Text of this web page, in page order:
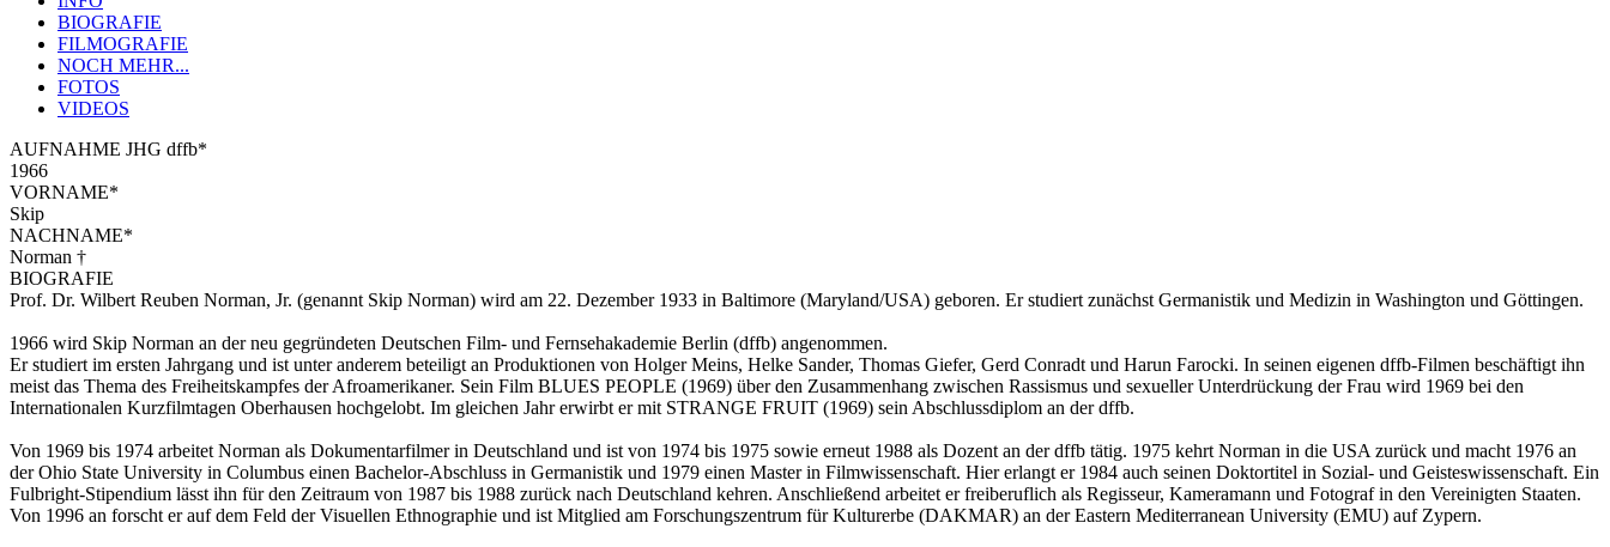
BIOGRAFIE
FILMOGRAFIE
NOCH MEHR...
FOTOS
VIDEOS
AUFNAHME JHG dffb*
1966
VORNAME*
Skip
NACHNAME*
Norman †
BIOGRAFIE
Prof. Dr. Wilbert Reuben Norman, Jr. (genannt Skip Norman) wird am 22. Dezember 1933 in Baltimore (Maryland/USA) geboren. Er studiert zunächst Germanistik und Medizin in Washington und Göttingen.
1966 wird Skip Norman an der neu gegründeten Deutschen Film- und Fernsehakademie Berlin (dffb) angenommen.
Er studiert im ersten Jahrgang und ist unter anderem beteiligt an Produktionen von Holger Meins, Helke Sander, Thomas Giefer, Gerd Conradt und Harun Farocki. In seinen eigenen dffb-Filmen beschäftigt ihn
meist das Thema des Freiheitskampfes der Afroamerikaner. Sein Film BLUES PEOPLE (1969) über den Zusammenhang zwischen Rassismus und sexueller Unterdrückung der Frau wird 1969 bei den
Internationalen Kurzfilmtagen Oberhausen hochgelobt. Im gleichen Jahr erwirbt er mit STRANGE FRUIT (1969) sein Abschlussdiplom an der dffb.
Von 1969 bis 1974 arbeitet Norman als Dokumentarfilmer in Deutschland und ist von 1974 bis 1975 sowie erneut 1988 als Dozent an der dffb tätig. 1975 kehrt Norman in die USA zurück und macht 1976 an
der Ohio State University in Columbus einen Bachelor-Abschluss in Germanistik und 1979 einen Master in Filmwissenschaft. Hier erlangt er 1984 auch seinen Doktortitel in Sozial- und Geisteswissenschaft. Ein
Fulbright-Stipendium lässt ihn für den Zeitraum von 1987 bis 1988 zurück nach Deutschland kehren. Anschließend arbeitet er freiberuflich als Regisseur, Kameramann und Fotograf in den Vereinigten Staaten.
Von 1996 an forscht er auf dem Feld der Visuellen Ethnographie und ist Mitglied am Forschungszentrum für Kulturerbe (DAKMAR) an der Eastern Mediterranean University (EMU) auf Zypern.